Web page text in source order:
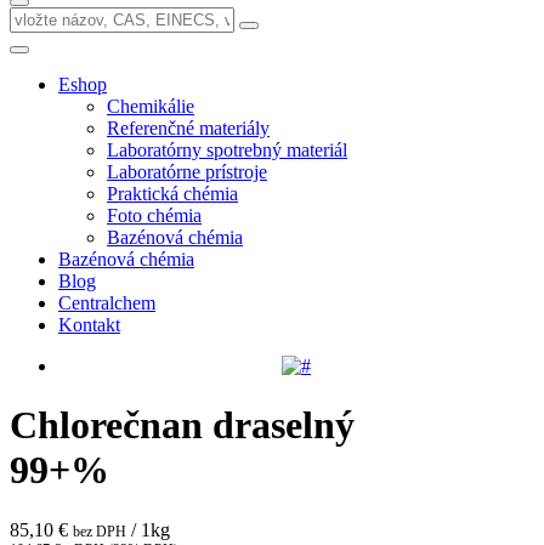
Eshop
Chemikálie
Referenčné materiály
Laboratórny spotrebný materiál
Laboratórne prístroje
Praktická chémia
Foto chémia
Bazénová chémia
Bazénová chémia
Blog
Centralchem
Kontakt
Chlorečnan draselný
99+%
85,10 € bez DPH / 1kg